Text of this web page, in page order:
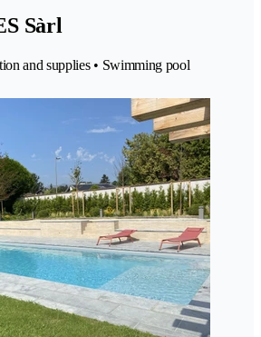
Sàrl
and supplies • Swimming pool